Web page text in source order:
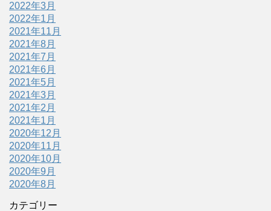
2022年3月
2022年1月
2021年11月
2021年8月
2021年7月
2021年6月
2021年5月
2021年3月
2021年2月
2021年1月
2020年12月
2020年11月
2020年10月
2020年9月
2020年8月
カテゴリー